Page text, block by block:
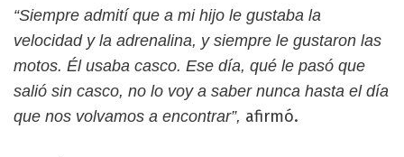
“Siempre admití que a mi hijo le gustaba la
velocidad y la adrenalina, y siempre le gustaron las
motos. Él usaba casco. Ese día, qué le pasó que
salió sin casco, no lo voy a saber nunca hasta el día
que nos volvamos a encontrar”, afirmó.